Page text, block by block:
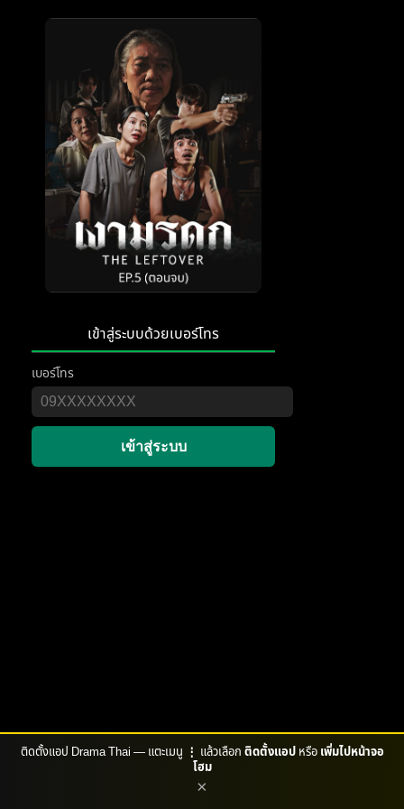
เข้าสู่ระบบด้วยเบอร์โทร
เบอร์โทร
เข้าสู่ระบบ
ติดตั้งแอป Drama Thai — แตะเมนู ⋮ แล้วเลือก ติดตั้งแอปหรือ เพิ่มไปหน้าจอ
โฮม
×